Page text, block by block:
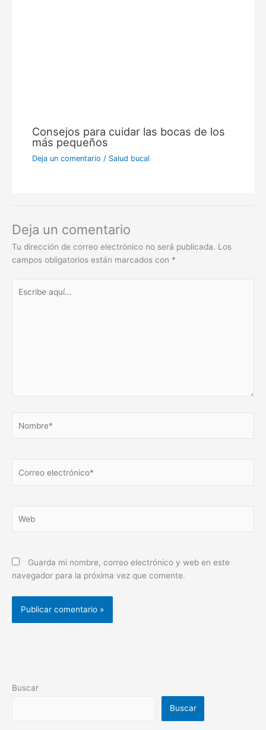
Consejos para cuidar las bocas de los
más pequeños
Deja un comentario / Salud bucal
Deja un comentario
Tu dirección de correo electrónico no será publicada. Los
campos obligatorios están marcados con *
aquí...
electrónico*
Guarda mi nombre, correo electrónico y web en este
navegador para la próxima vez que comente.
Buscar
Buscar